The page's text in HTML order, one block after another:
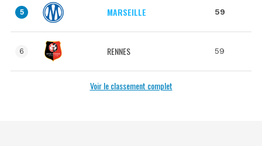
5 MARSEILLE 59
6 RENNES 59
Voir le classement complet